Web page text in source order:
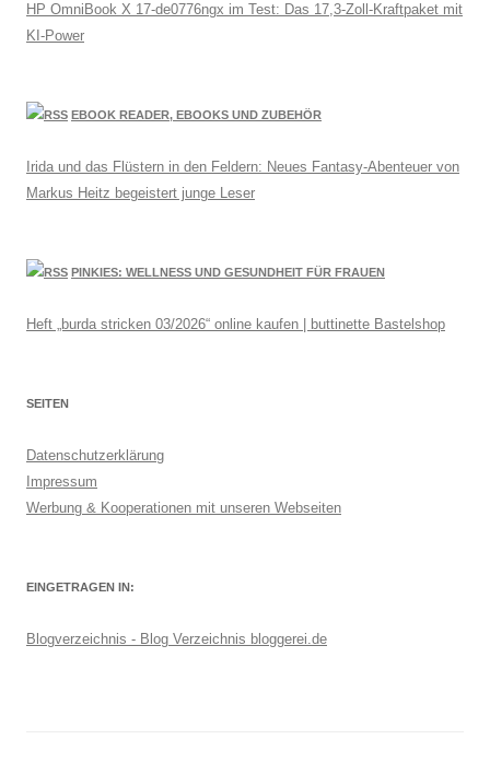
HP OmniBook X 17-de0776ngx im Test: Das 17,3-Zoll-Kraftpaket mit
KI-Power
EBOOK READER, EBOOKS UND ZUBEHÖR
Irida und das Flüstern in den Feldern: Neues Fantasy-Abenteuer von
Markus Heitz begeistert junge Leser
PINKIES: WELLNESS UND GESUNDHEIT FÜR FRAUEN
Heft „burda stricken 03/2026“ online kaufen | buttinette Bastelshop
SEITEN
Datenschutzerklärung
Impressum
Werbung & Kooperationen mit unseren Webseiten
EINGETRAGEN IN:
Blogverzeichnis - Blog Verzeichnis bloggerei.de